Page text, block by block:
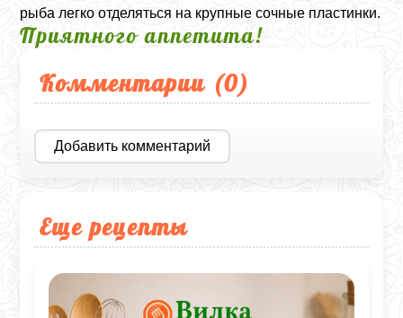
рыба легко отделяться на крупные сочные пластинки.
Приятного аппетита!
Комментарии (0)
Добавить комментарий
Еще рецепты